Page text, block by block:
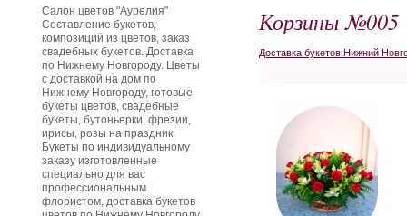
Корзины №005
Доставка букетов Нижний
Салон цветов "Аурелия"
Составление букетов,
композиций из цветов, заказ
свадебных букетов. Доставка
по Нижнему Новгороду. Цветы
с доставкой на дом по
Нижнему Новгороду, готовые
букеты цветов, свадебные
букеты, бутоньерки, фрезии,
ирисы, розы на праздник.
Букеты по индивидуальному
заказу изготовленные
специально для вас
профессиональным
флористом, доставка букетов